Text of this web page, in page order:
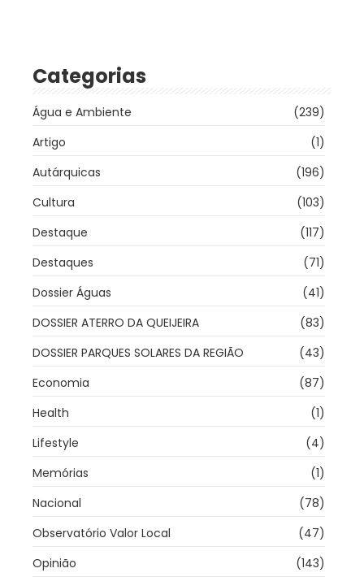
Categorias
Água e Ambiente
(239)
Artigo
(1)
Autárquicas
(196)
Cultura
(103)
Destaque
(117)
Destaques
(71)
Dossier Águas
(41)
DOSSIER ATERRO DA QUEIJEIRA
(83)
DOSSIER PARQUES SOLARES DA REGIÃO
(43)
Economia
(87)
Health
(1)
Lifestyle
(4)
Memórias
(1)
Nacional
(78)
Observatório Valor Local
(47)
Opinião
(143)